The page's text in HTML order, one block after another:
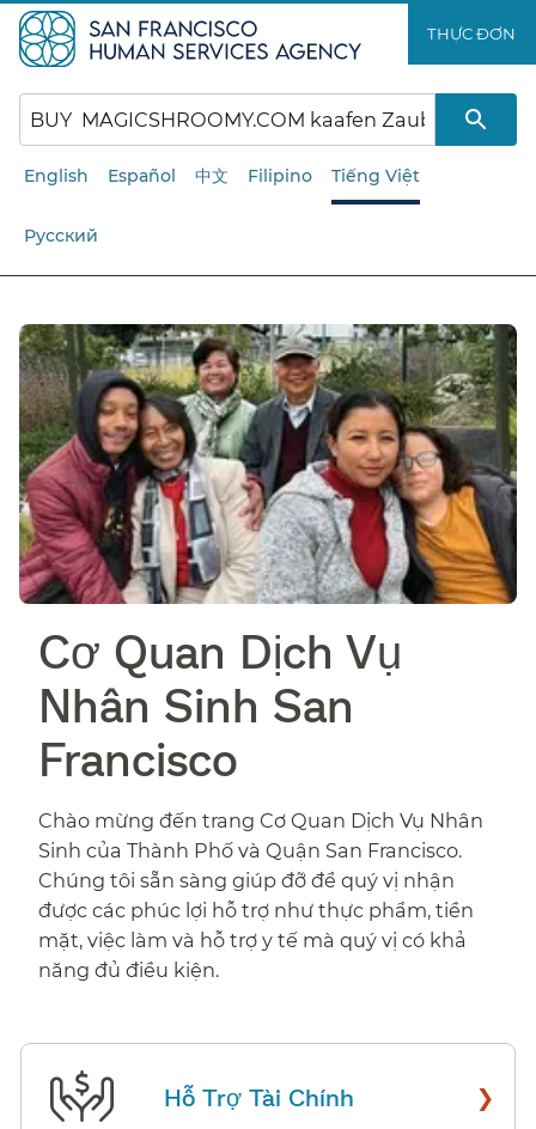
đến
nội
dung
chính​​
THỰC ĐƠN​​
English Español 中文 Filipino Tiếng Việt
Русский
Cơ Quan Dịch Vụ
Nhân Sinh San
Francisco​​
Chào mừng đến trang Cơ Quan Dịch Vụ Nhân
Sinh của Thành Phố và Quận San Francisco.
Chúng tôi sẵn sàng giúp đỡ để quý vị nhận
được các phúc lợi hỗ trợ như thực phẩm, tiền
mặt, việc làm và hỗ trợ y tế mà quý vị có khả
năng đủ điều kiện.​​
Hỗ Trợ Tài Chính ›